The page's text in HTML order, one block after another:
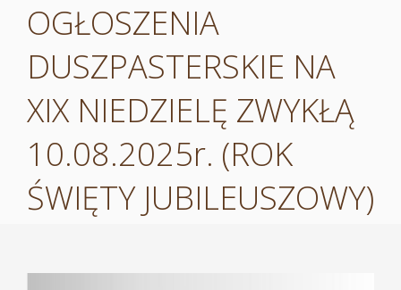
OGŁOSZENIA
DUSZPASTERSKIE NA
XIX NIEDZIELĘ ZWYKŁĄ
10.08.2025r. (ROK
ŚWIĘTY JUBILEUSZOWY)